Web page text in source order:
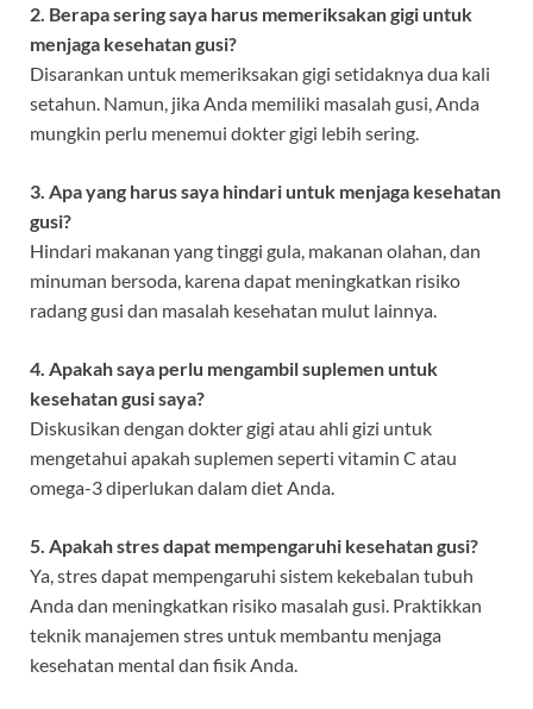
2. Berapa sering saya harus memeriksakan gigi untuk
menjaga kesehatan gusi?
Disarankan untuk memeriksakan gigi setidaknya dua kali
setahun. Namun, jika Anda memiliki masalah gusi, Anda
mungkin perlu menemui dokter gigi lebih sering.
3. Apa yang harus saya hindari untuk menjaga kesehatan
gusi?
Hindari makanan yang tinggi gula, makanan olahan, dan
minuman bersoda, karena dapat meningkatkan risiko
radang gusi dan masalah kesehatan mulut lainnya.
4. Apakah saya perlu mengambil suplemen untuk
kesehatan gusi saya?
Diskusikan dengan dokter gigi atau ahli gizi untuk
mengetahui apakah suplemen seperti vitamin C atau
omega-3 diperlukan dalam diet Anda.
5. Apakah stres dapat mempengaruhi kesehatan gusi?
Ya, stres dapat mempengaruhi sistem kekebalan tubuh
Anda dan meningkatkan risiko masalah gusi. Praktikkan
teknik manajemen stres untuk membantu menjaga
kesehatan mental dan fisik Anda.